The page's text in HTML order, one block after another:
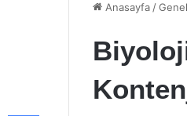
Anasayfa /Genel